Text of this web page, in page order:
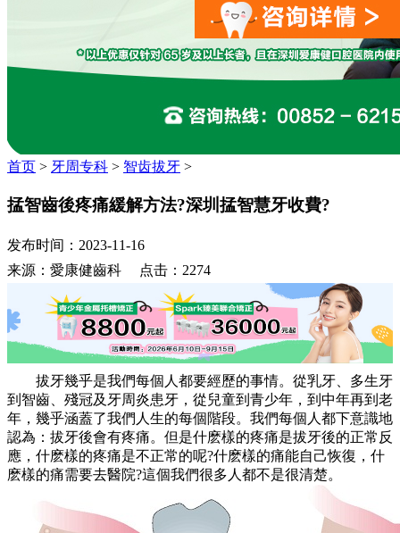
首页 > 牙周专科 > 智齿拔牙 >
掹智齒後疼痛緩解方法?深圳掹智慧牙收費?
发布时间：2023-11-16
来源：愛康健齒科 点击：2274
拔牙幾乎是我們每個人都要經歷的事情。從乳牙、多生牙
到智齒、殘冠及牙周炎患牙，從兒童到青少年，到中年再到老
年，幾乎涵蓋了我們人生的每個階段。我們每個人都下意識地
認為：拔牙後會有疼痛。但是什麽樣的疼痛是拔牙後的正常反
應，什麽樣的疼痛是不正常的呢?什麽樣的痛能自己恢復，什
麽樣的痛需要去醫院?這個我們很多人都不是很清楚。